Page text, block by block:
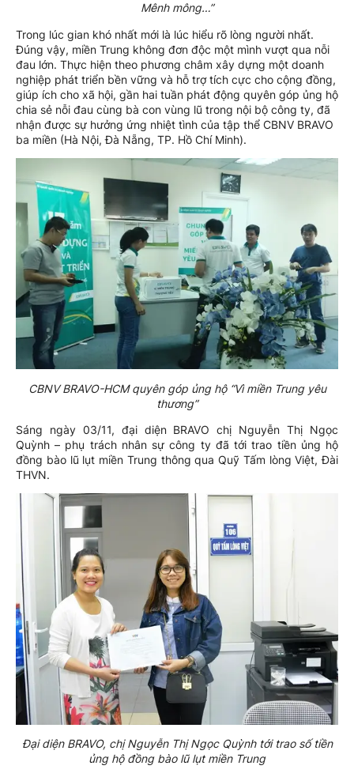
Mênh mông…”
Trong lúc gian khó nhất mới là lúc hiểu rõ lòng người nhất.
Đúng vậy, miền Trung không đơn độc một mình vượt qua nỗi
đau lớn. Thực hiện theo phương châm xây dựng một doanh
nghiệp phát triển bền vững và hỗ trợ tích cực cho cộng đồng,
giúp ích cho xã hội, gần hai tuần phát động quyên góp ủng hộ
chia sẻ nỗi đau cùng bà con vùng lũ trong nội bộ công ty, đã
nhận được sự hưởng ứng nhiệt tình của tập thể CBNV BRAVO
ba miền (Hà Nội, Đà Nẵng, TP. Hồ Chí Minh).
CBNV BRAVO-HCM quyên góp ủng hộ “Vì miền Trung yêu
thương”
Sáng ngày 03/11, đại diện BRAVO chị Nguyễn Thị Ngọc
Quỳnh – phụ trách nhân sự công ty đã tới trao tiền ủng hộ
đồng bào lũ lụt miền Trung thông qua Quỹ Tấm lòng Việt, Đài
THVN.
Đại diện BRAVO, chị Nguyễn Thị Ngọc Quỳnh tới trao số tiền
ủng hộ đồng bào lũ lụt miền Trung